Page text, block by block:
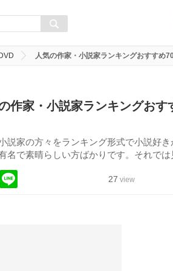
人気の作家・小説家ランキングおすすめ
作家・小説家ランキングお
説家の方々をランキング形式で小説好
名で素晴らしい方ばかりです。それでは
27 view